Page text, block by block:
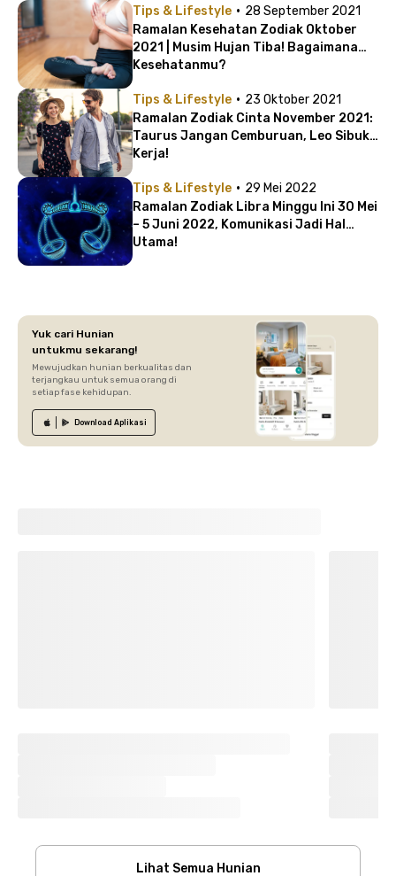
Tips & Lifestyle · 28 September 2021
Ramalan Kesehatan Zodiak Oktober
2021 | Musim Hujan Tiba! Bagaimana
Kesehatanmu?
Tips & Lifestyle · 23 Oktober 2021
Ramalan Zodiak Cinta November 2021:
Taurus Jangan Cemburuan, Leo Sibuk
Kerja!
Tips & Lifestyle · 29 Mei 2022
Ramalan Zodiak Libra Minggu Ini 30 Mei
– 5 Juni 2022, Komunikasi Jadi Hal
Utama!
Yuk cari Hunian
untukmu sekarang!
Mewujudkan hunian berkualitas dan
terjangkau untuk semua orang di
setiap fase kehidupan.
Download Aplikasi
Lihat Semua Hunian